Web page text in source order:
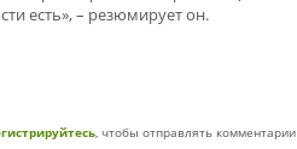
есть», – резюмирует он.
, чтобы отправлять комментарии